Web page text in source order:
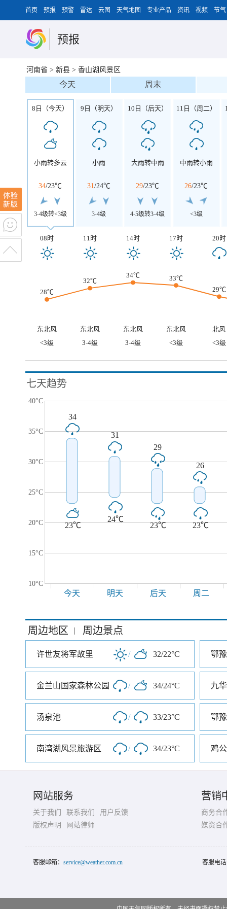
首页 预报 预警 雷达 云图 天气地图 专业产品 资讯 视频 节气
预报
河南省 > 新县 > 香山湖风景区
今天 周末
8日（今天）
小雨转多云
34/23℃
3-4级转<3级
9日（明天）
小雨
31/24℃
3-4级
10日（后天）
大雨转中雨
29/23℃
4-5级转3-4级
11日（周二）
中雨转小雨
26/23℃
<3级
08时 11时 14时 17时 20时
28℃
32℃
34℃
33℃
29℃
东北风 东北风 东北风 东北风
北风
<3级
3-4级 3-4级 <3级 <3级
七天趋势
40°C
35°C
30°C
25°C
20°C
15°C
10°C
34
23℃
31
24℃
29
23℃
26
23℃
今天 明天 后天 周二
周边地区 | 周边景点
许世友将军故里 / 32/22°C
金兰山国家森林公园 / 34/24°C 九
汤泉池 / 33/23°C
南湾湖风景旅游区 / 34/23°C
网站服务
关于我们 联系我们
用户反馈
版权声明
网站律师
营销
商务合
媒资合
客服邮箱： service@weather.com.cn 客服电